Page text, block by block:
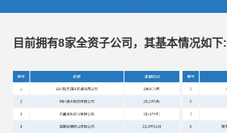
目前拥有8家全资子公司，其基本情况如下: